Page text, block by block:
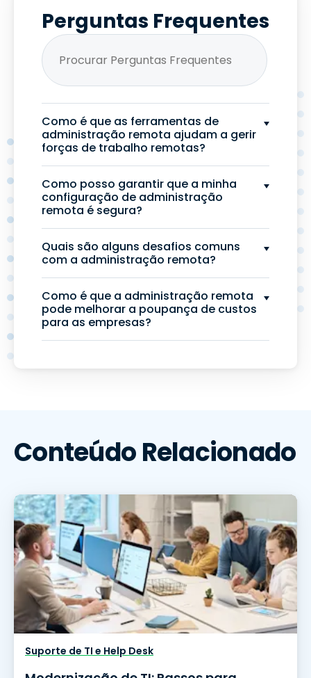
Perguntas Frequentes
Como é que as ferramentas de
administração remota ajudam a gerir
forças de trabalho remotas?
Como posso garantir que a minha
configuração de administração
remota é segura?
Quais são alguns desafios comuns
com a administração remota?
Como é que a administração remota
pode melhorar a poupança de custos
para as empresas?
Conteúdo Relacionado
Suporte de TI e Help Desk